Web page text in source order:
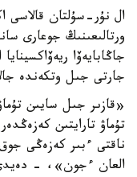
ال نۇر-سۇلتان قالاسى
ورتالىعىنىڭ جوعارى
جاڭابايەۆا
جارتى جىل وتكەندە
«قازىر جىل سايىن
تۇماۋ تارايتىن
ناقتى ءبىر كەزەڭى
العان ءجون»، -